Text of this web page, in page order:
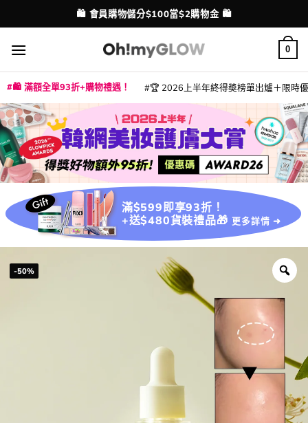
to
content
配送港澳
💳 支援消費券、FPS、八達通、PAYME、信用卡付款
0
🛍️ 滿額全單93折+購物禮遇！ 🏆 2026上半年終得奬榜單出爐＋限時
滿$599即享93折！
+送$480貨裝禮品🎁 更多詳情 ➜
-50%